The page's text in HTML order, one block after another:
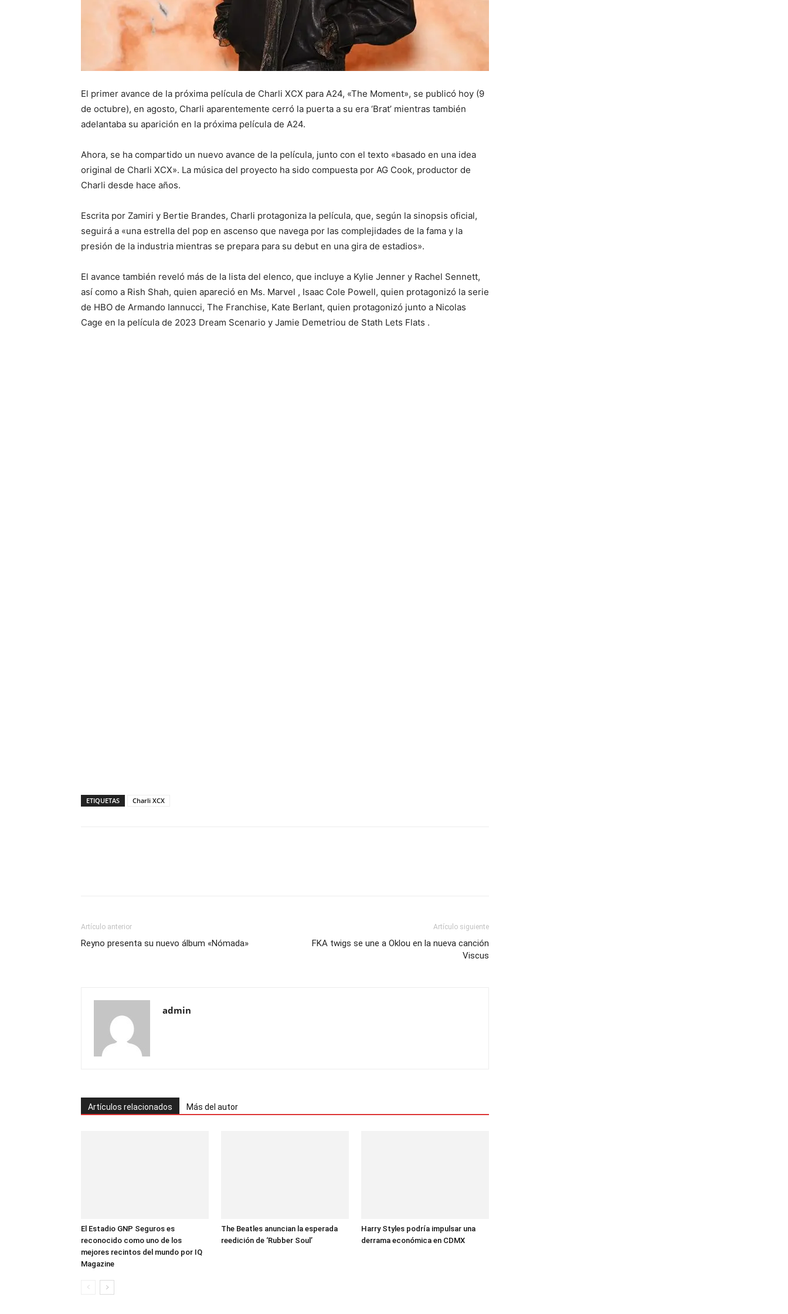
El primer avance de la próxima película de Charli XCX para A24, «The Moment», se publicó hoy (9
de octubre), en agosto, Charli aparentemente cerró la puerta a su era ‘Brat’ mientras también
adelantaba su aparición en la próxima película de A24.
Ahora, se ha compartido un nuevo avance de la película, junto con el texto «basado en una idea
original de Charli XCX». La música del proyecto ha sido compuesta por AG Cook, productor de
Charli desde hace años.
Escrita por Zamiri y Bertie Brandes, Charli protagoniza la película, que, según la sinopsis oficial,
seguirá a «una estrella del pop en ascenso que navega por las complejidades de la fama y la
presión de la industria mientras se prepara para su debut en una gira de estadios».
El avance también reveló más de la lista del elenco, que incluye a Kylie Jenner y Rachel Sennett,
así como a Rish Shah, quien apareció en Ms. Marvel , Isaac Cole Powell, quien protagonizó la serie
de HBO de Armando Iannucci, The Franchise, Kate Berlant, quien protagonizó junto a Nicolas
Cage en la película de 2023 Dream Scenario y Jamie Demetriou de Stath Lets Flats .
ETIQUETAS Charli XCX
Artículo anterior
Reyno presenta su nuevo álbum «Nómada»
Artículo siguiente
FKA twigs se une a Oklou en la nueva canción
Viscus
admin
Artículos relacionados Más del autor
El Estadio GNP Seguros es
reconocido como uno de los
mejores recintos del mundo por IQ
Magazine
The Beatles anuncian la esperada
reedición de ‘Rubber Soul’
Harry Styles podría impulsar una
derrama económica en CDMX